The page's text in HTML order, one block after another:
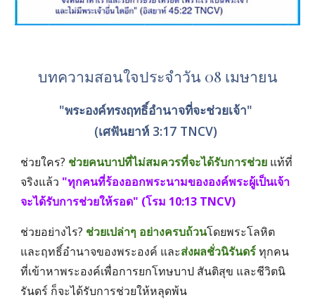
บทความสอนใจประจำวัน 08 เมษายน
"พระองค์ทรงฤทธิ์อำนาจที่จะช่วยเจ้า"
(เศฟันยาห์ 3:17 TNCV)
ช่วยใคร? ช่วยคนบาปที่ไม่สมควรที่จะได้รับการช่วย แท้ที่
จริงแล้ว "ทุกคนที่ร้องออกพระนามขององค์พระผู้เป็นเจ้า
จะได้รับการช่วยให้รอด" (โรม 10:13 TNCV)
ช่วยอย่างไร? ช่วยเปล่าๆ อย่างครบถ้วนโดยพระโลหิต
และฤทธิ์อำนาจของพระองค์ และส่งผลชั่วนิรันดร์ ทุกคน
ที่เข้าหาพระองค์เพื่อการยกโทษบาป สันติสุข และชีวิตนิ
รันดร์ ก็จะได้รับการช่วยให้หลุดพ้น